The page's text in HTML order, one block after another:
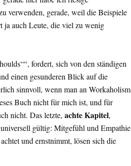
verwenden, gerade, weil die Beispiele
ja auch Leute, die viel zu wenig
fordert, sich von den ständigen
einen gesunderen Blick auf die
sinnvoll, wenn man an Workaholism
Buch nicht für mich ist, und für
nicht. Das letzte, achte Kapitel,
gültig: Mitgefühl und Empathie
und ernstnimmt, lösen sich die